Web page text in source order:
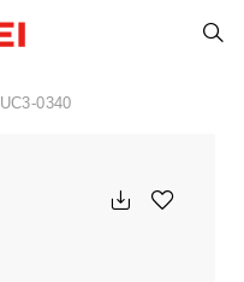
UC3-0340